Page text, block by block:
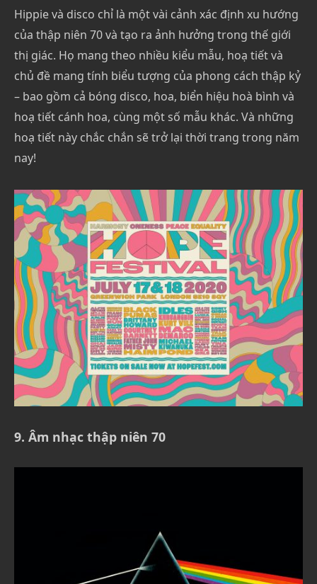
Hippie và disco chỉ là một vài cảnh xác định xu hướng
của thập niên 70 và tạo ra ảnh hưởng trong thế giới
thị giác. Họ mang theo nhiều kiểu mẫu, hoạ tiết và
chủ đề mang tính biểu tượng của phong cách thập kỷ
– bao gồm cả bóng disco, hoa, biển hiệu hoà bình và
hoạ tiết cánh hoa, cùng một số mẫu khác. Và những
hoạ tiết này chắc chắn sẽ trở lại thời trang trong năm
nay!
9. Âm nhạc thập niên 70